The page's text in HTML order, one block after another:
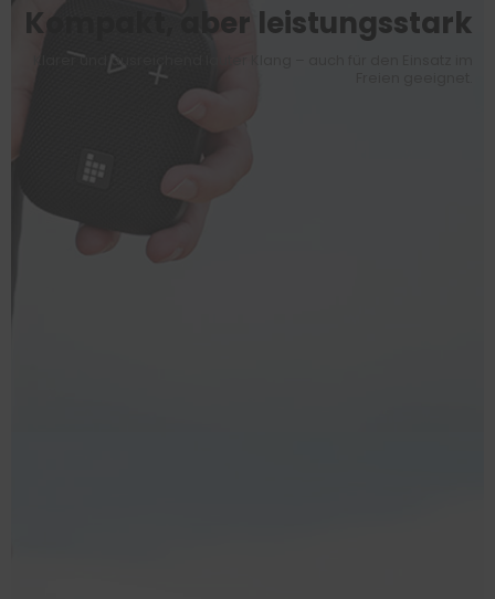
Kompakt, aber leistungsstark
Klarer und ausreichend lauter Klang – auch für den Einsatz im